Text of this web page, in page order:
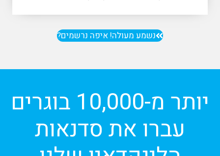
נשמע מעולה! איפה נרשמים?
יותר מ-10,000 בוגרים
עברו את סדנאות